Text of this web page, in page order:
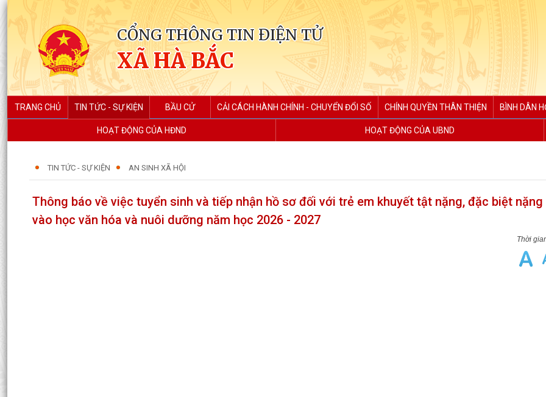
CỔNG THÔNG TIN ĐIỆN TỬ
XÃ HÀ BẮC
TRANG CHỦ TIN TỨC - SỰ KIỆN BẦU CỬ CẢI CÁCH HÀNH CHÍNH - CHUYỂN ĐỔI SỐ CHÍNH QUYỀN THÂN THIỆN BÌNH DÂN
HOẠT ĐỘNG CỦA HĐND HOẠT ĐỘNG CỦA UBND
TIN TỨC - SỰ KIỆN AN SINH XÃ HỘI
Thông báo về việc tuyển sinh và tiếp nhận hồ sơ đối với trẻ em khuyết tật nặng, đặc biệt nặng
vào học văn hóa và nuôi dưỡng năm học 2026 - 2027